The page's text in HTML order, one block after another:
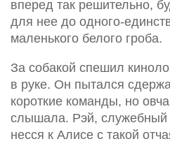
вперед так решительно,
для нее до одного-
маленького белого гроба.
За собакой спешил
в руке. Он пытался
короткие команды, но
слышала. Рэй, служебный
несся к Алисе с такой